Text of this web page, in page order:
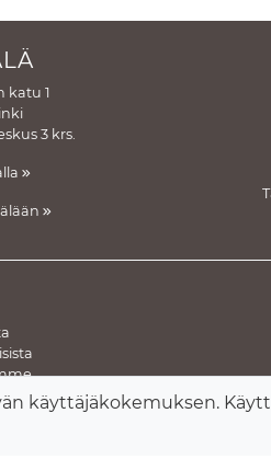
käyttäjäkokemuksen.
katu 1
3 krs.